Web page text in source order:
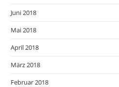
Juni 2018
Mai 2018
April 2018
März 2018
Februar 2018